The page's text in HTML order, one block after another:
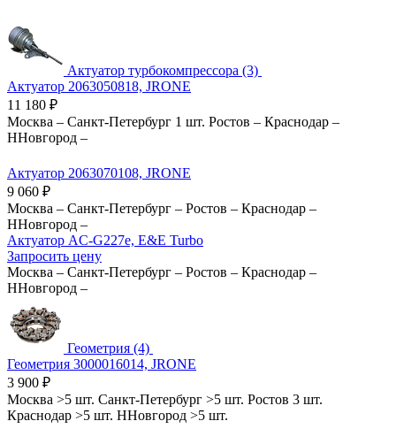
Актуатор турбокомпрессора (3)
Актуатор 2063050818, JRONE
11 180 ₽
Москва – Санкт-Петербург 1 шт. Ростов – Краснодар –
ННовгород –
Актуатор 2063070108, JRONE
9 060 ₽
Москва – Санкт-Петербург – Ростов – Краснодар –
ННовгород –
Актуатор AC-G227e, E&E Turbo
Запросить цену
Москва – Санкт-Петербург – Ростов – Краснодар –
ННовгород –
Геометрия (4)
Геометрия 3000016014, JRONE
3 900 ₽
Москва >5 шт. Санкт-Петербург >5 шт. Ростов 3 шт.
Краснодар >5 шт. ННовгород >5 шт.